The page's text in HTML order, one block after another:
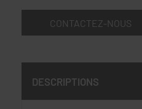
CONTACTEZ-NOUS
DESCRIPTIONS